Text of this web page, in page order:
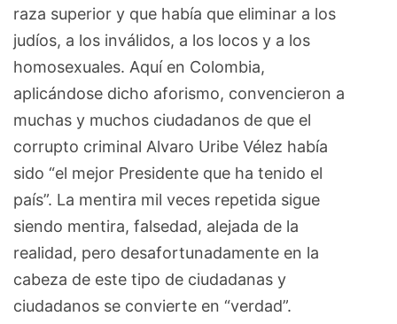
raza superior y que había que eliminar a los
judíos, a los inválidos, a los locos y a los
homosexuales. Aquí en Colombia,
aplicándose dicho aforismo, convencieron a
muchas y muchos ciudadanos de que el
corrupto criminal Alvaro Uribe Vélez había
sido “el mejor Presidente que ha tenido el
país”. La mentira mil veces repetida sigue
siendo mentira, falsedad, alejada de la
realidad, pero desafortunadamente en la
cabeza de este tipo de ciudadanas y
ciudadanos se convierte en “verdad”.